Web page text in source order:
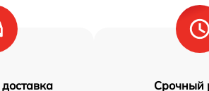
Срочный